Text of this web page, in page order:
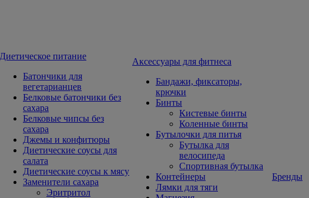
Диетическое питание
Батончики для
вегетарианцев
Белковые батончики без
сахара
Белковые чипсы без
сахара
Джемы и конфитюры
Диетические соусы для
салата
Диетические соусы к мясу
Заменители сахара
Эритритол
Aксессуары для фитнеса
Бандажи, фиксаторы,
крючки
Бинты
Кистевые бинты
Коленные бинты
Бутылочки для питья
Бутылка для
велосипеда
Спортивная бутылка
Контейнеры
Лямки для тяги
Бренды